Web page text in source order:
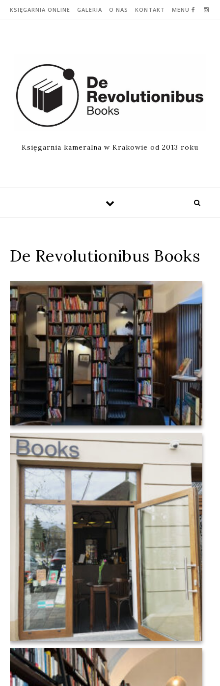
Skip to content
KSIĘGARNIA ONLINE GALERIA O NAS KONTAKT MENU
Księgarnia kameralna w Krakowie od 2013 roku
De Revolutionibus Books